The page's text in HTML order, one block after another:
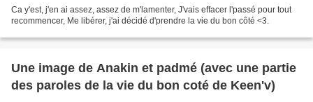
Ca y'est, j'en ai assez, assez de m'lamenter, J'vais effacer l'passé pour tout
recommencer, Me libérer, j'ai décidé d'prendre la vie du bon côté <3.
Une image de Anakin et padmé (avec une partie
des paroles de la vie du bon coté de Keen'v)